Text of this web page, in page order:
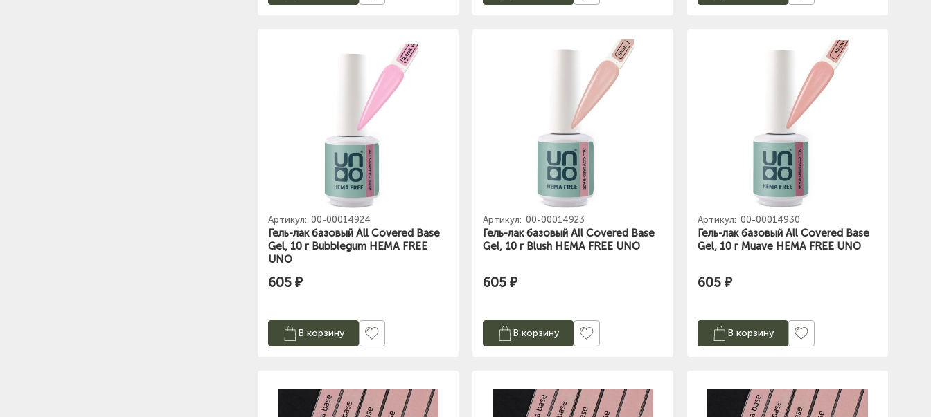
Артикул: 00-00014924
Гель-лак базовый All Covered Base
Gel, 10 г Bubblegum HEMA FREE
UNO
605 ₽
В корзину
Артикул: 00-00014923
Гель-лак базовый All Covered Base
Gel, 10 г Blush HEMA FREE UNO
605 ₽
В корзину
Артикул: 00-00014930
Гель-лак базовый All Covered Base
Gel, 10 г Muave HEMA FREE UNO
605 ₽
В корзину